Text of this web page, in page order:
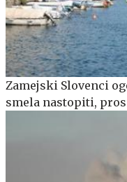
Zamejski Slovenci
smela nastopiti,